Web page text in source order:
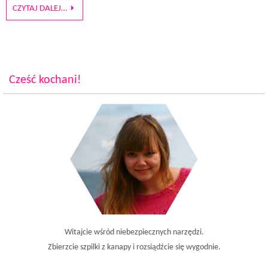
CZYTAJ DALEJ…
Cześć kochani!
Witajcie wśród niebezpiecznych narzędzi.
Zbierzcie szpilki z kanapy i rozsiądźcie się wygodnie.